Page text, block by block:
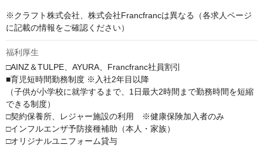
※クラフト株式会社、株式会社Francfrancは異なる（各求人ページ
に記載の情報をご確認ください）
福利厚生
□AINZ＆TULPE、AYURA、Francfranc社員割引
■育児短時間勤務制度 ※入社2年目以降
（子供が小学校に就学するまで、1日最大2時間まで勤務時間を短縮
できる制度）
□契約保養所、レジャー施設の利用　※健康保険加入者のみ
□インフルエンザ予防接種補助（本人・家族）
□オリジナルユニフォーム貸与